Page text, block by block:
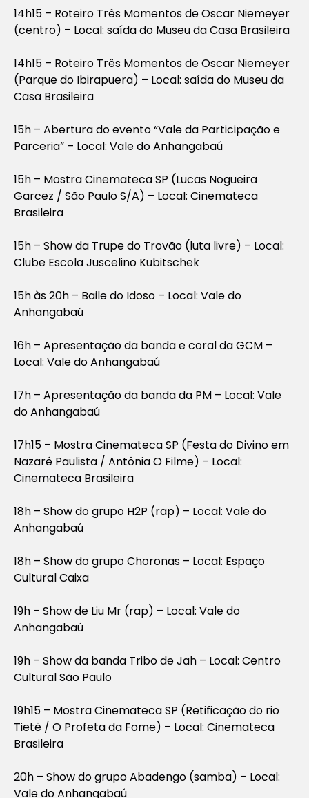
14h15 – Roteiro Três Momentos de Oscar Niemeyer
(centro) – Local: saída do Museu da Casa Brasileira
14h15 – Roteiro Três Momentos de Oscar Niemeyer
(Parque do Ibirapuera) – Local: saída do Museu da
Casa Brasileira
15h – Abertura do evento “Vale da Participação e
Parceria” – Local: Vale do Anhangabaú
15h – Mostra Cinemateca SP (Lucas Nogueira
Garcez / São Paulo S/A) – Local: Cinemateca
Brasileira
15h – Show da Trupe do Trovão (luta livre) – Local:
Clube Escola Juscelino Kubitschek
15h às 20h – Baile do Idoso – Local: Vale do
Anhangabaú
16h – Apresentação da banda e coral da GCM –
Local: Vale do Anhangabaú
17h – Apresentação da banda da PM – Local: Vale
do Anhangabaú
17h15 – Mostra Cinemateca SP (Festa do Divino em
Nazaré Paulista / Antônia O Filme) – Local:
Cinemateca Brasileira
18h – Show do grupo H2P (rap) – Local: Vale do
Anhangabaú
18h – Show do grupo Choronas – Local: Espaço
Cultural Caixa
19h – Show de Liu Mr (rap) – Local: Vale do
Anhangabaú
19h – Show da banda Tribo de Jah – Local: Centro
Cultural São Paulo
19h15 – Mostra Cinemateca SP (Retificação do rio
Tietê / O Profeta da Fome) – Local: Cinemateca
Brasileira
20h – Show do grupo Abadengo (samba) – Local:
Vale do Anhangabaú